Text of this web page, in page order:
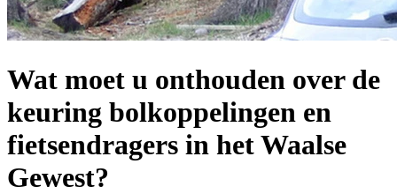
Wat moet u onthouden over de
keuring bolkoppelingen en
fietsendragers in het Waalse
Gewest?